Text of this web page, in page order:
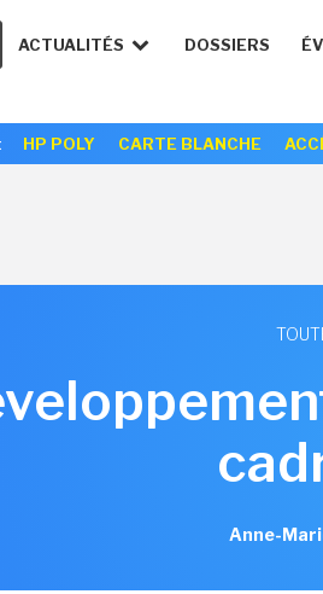
ACTUALITÉS DOSSIERS
HP POLY CARTE BLANCHE
Anne-